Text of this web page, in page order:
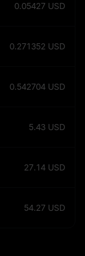
0.05427 USD
0.271352 USD
0.542704 USD
5.43 USD
27.14 USD
54.27 USD